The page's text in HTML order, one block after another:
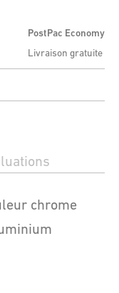
PostPac Economy
Livraison gratuite
chrome